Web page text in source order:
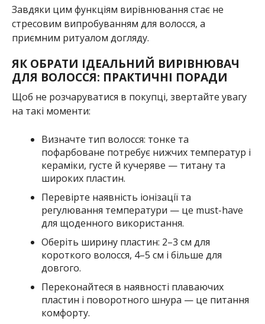
Завдяки цим функціям вирівнювання стає не
стресовим випробуванням для волосся, а
приємним ритуалом догляду.
ЯК ОБРАТИ ІДЕАЛЬНИЙ ВИРІВНЮВАЧ
ДЛЯ ВОЛОССЯ: ПРАКТИЧНІ ПОРАДИ
Щоб не розчаруватися в покупці, звертайте увагу
на такі моменти:
Визначте тип волосся: тонке та
пофарбоване потребує нижчих температур і
кераміки, густе й кучеряве — титану та
широких пластин.
Перевірте наявність іонізації та
регулювання температури — це must-have
для щоденного використання.
Оберіть ширину пластин: 2–3 см для
короткого волосся, 4–5 см і більше для
довгого.
Переконайтеся в наявності плаваючих
пластин і поворотного шнура — це питання
комфорту.